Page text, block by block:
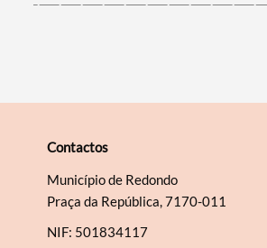
Contactos
Município de Redondo
Praça da República, 7170-011
NIF: 501834117